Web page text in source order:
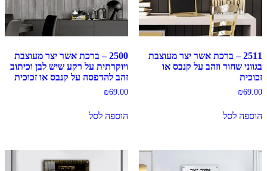
2511 – ברכת אשר יצר מעוצבת
בגווני שחור וזהב על קנבס או
זכוכית
₪69.00
הוספה לסל
2500 – ברכת אשר יצר מעוצבת
ויוקרתית על רקע שיש לבן וכיתוב
זהב להדפסה על קנבס או זכוכית
₪69.00
הוספה לסל